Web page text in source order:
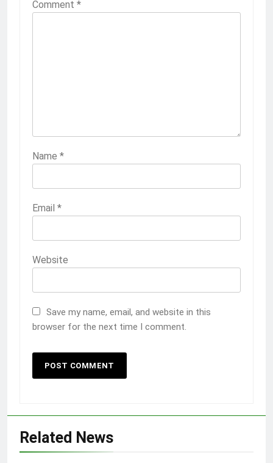
Comment *
Name *
Email *
Website
Save my name, email, and website in this
browser for the next time I comment.
Related News